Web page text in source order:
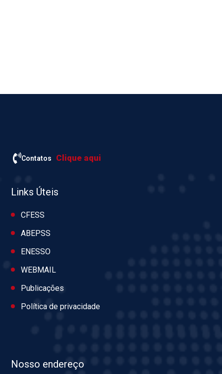
Contatos Clique aqui
Links Úteis
CFESS
ABEPSS
ENESSO
WEBMAIL
Publicações
Política de privacidade
Nosso endereço